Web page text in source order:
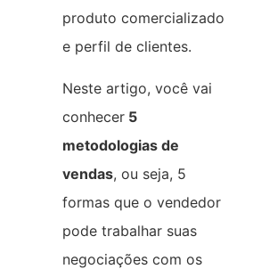
produto comercializado
e perfil de clientes.
Neste artigo, você vai
conhecer5
metodologias de
vendas, ou seja, 5
formas que o vendedor
pode trabalhar suas
negociações com os